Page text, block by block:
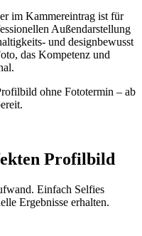
im Kammereintrag ist für
Außendarstellung
und designbewusst
das Kompetenz und
ohne Fototermin – ab
Profilbild
Einfach Selfies
Ergebnisse erhalten.